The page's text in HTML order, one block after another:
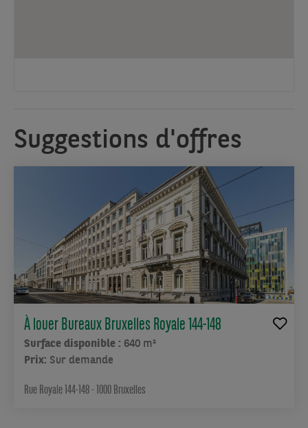
Suggestions d'offres
À louer Bureaux Bruxelles Royale 144-148
Surface disponible : 640 m²
Prix: Sur demande
Rue Royale 144-148 - 1000 Bruxelles